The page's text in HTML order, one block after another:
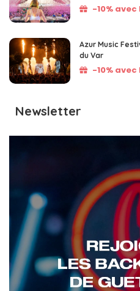
-10% avec
Azur Music
du Var
-10% avec
Newsletter